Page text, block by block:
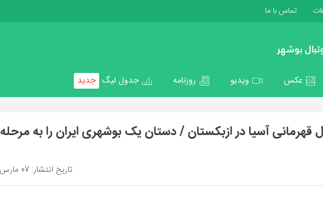
تماس با ما
عکس ویدیو روزنامه جدول لیگ جدید
زیر 20 سال قهرمانی آسیا در ازبکستان / دستان یک بوشهری ایران را به مرحله
تاریخ انتشار: 07 مارس 2023